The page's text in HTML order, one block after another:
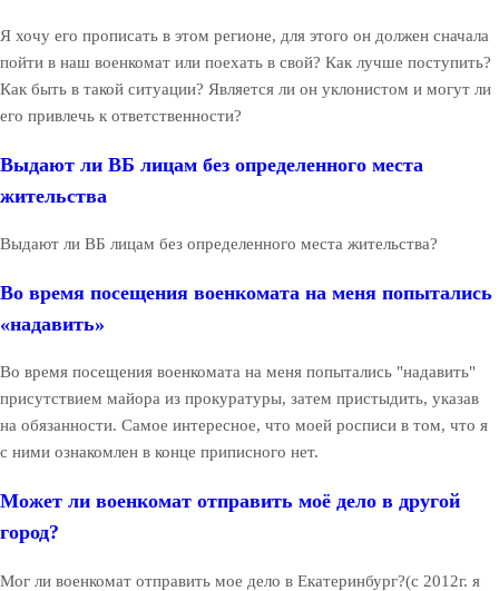
Я хочу его прописать в этом регионе, для этого он должен сначала
пойти в наш военкомат или поехать в свой? Как лучше поступить?
Как быть в такой ситуации? Является ли он уклонистом и могут ли
его привлечь к ответственности?
Выдают ли ВБ лицам без определенного места
жительства
Выдают ли ВБ лицам без определенного места жительства?
Во время посещения военкомата на меня попытались
«надавить»
Во время посещения военкомата на меня попытались "надавить"
присутствием майора из прокуратуры, затем пристыдить, указав
на обязанности. Самое интересное, что моей росписи в том, что я
с ними ознакомлен в конце приписного нет.
Может ли военкомат отправить моё дело в другой
город?
Мог ли военкомат отправить мое дело в Екатеринбург?(с 2012г. я